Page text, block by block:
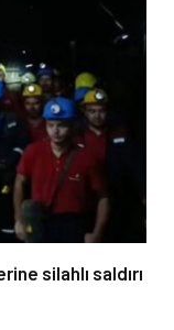
silahlı saldırı